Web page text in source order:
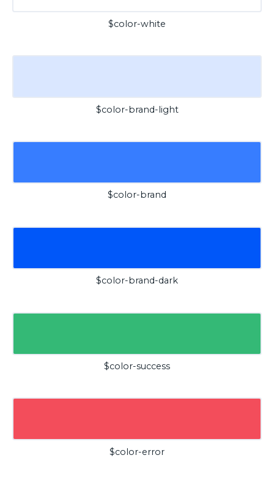
$color-white
$color-brand-light
$color-brand
$color-brand-dark
$color-success
$color-error